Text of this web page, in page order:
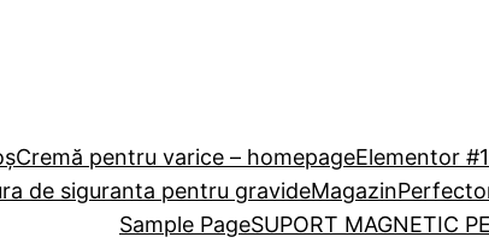
Cremă pentru varice – homepageElementor
de siguranta pentru gravideMagazin
Sample PageSUPORT MAGNETIC